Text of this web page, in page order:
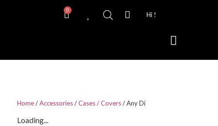
0
Hi !
Home/Accessories/Cases / Covers/ Any Di
Loading...